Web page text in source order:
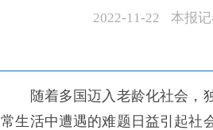
2022-11-22 本报
随着多国迈入老龄化社会，独
常生活中遭遇的难题日益引起社